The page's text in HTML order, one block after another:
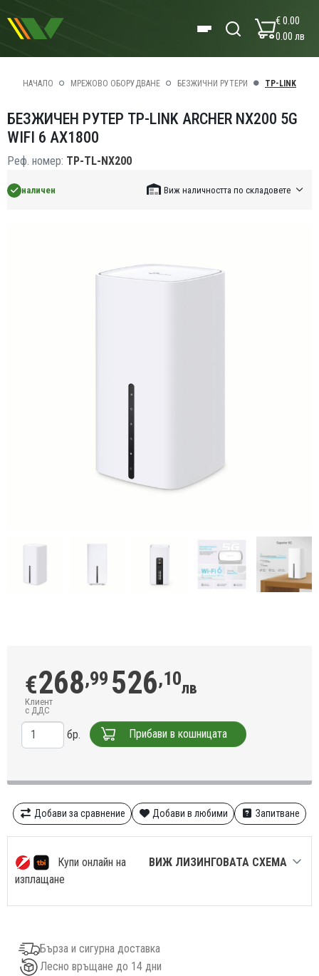
€ 0.00
0.00 лв
НАЧАЛО МРЕЖОВО ОБОРУДВАНЕ БЕЗЖИЧНИ РУТЕРИ TP-LINK
БЕЗЖИЧЕН РУТЕР TP-LINK ARCHER NX200 5G
WIFI 6 AX1800
Реф. номер: TP-TL-NX200
наличен Виж наличността по складовете
€268,99 526,10лв
Клиент
с ДДС
бр. Прибави в кошницата
Добави за сравнение Добави в любими Запитване
Купи онлайн на
изплащане
ВИЖ ЛИЗИНГОВАТА СХЕМА
Бърза и сигурна доставка
Лесно връщане до 14 дни